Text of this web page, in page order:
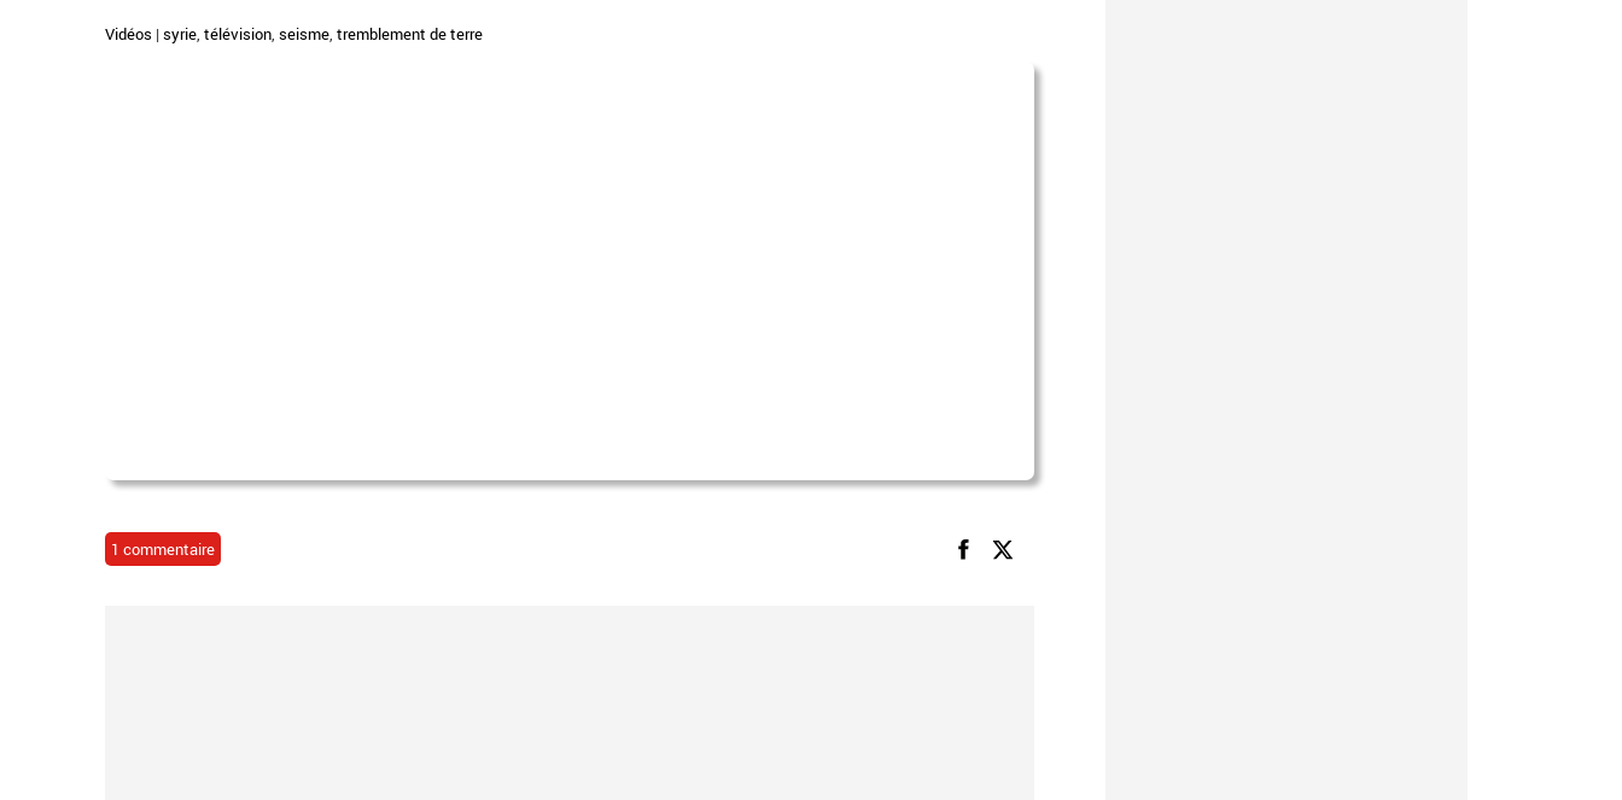
Vidéos | syrie, télévision, seisme, tremblement de terre
1 commentaire